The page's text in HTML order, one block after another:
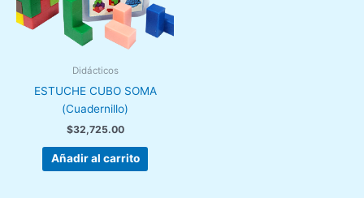
Didácticos
ESTUCHE CUBO SOMA
(Cuadernillo)
$32,725.00
Añadir al carrito